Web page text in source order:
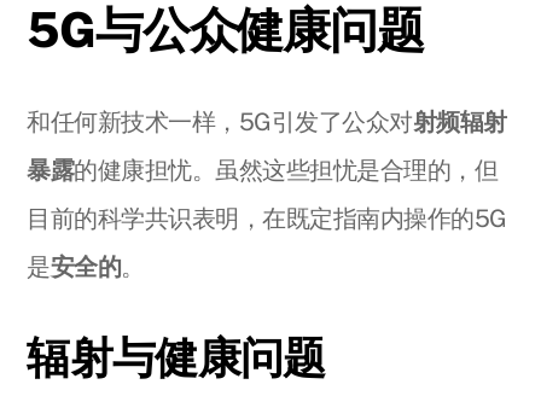
5G与公众健康问题
和任何新技术一样，5G引发了公众对射频辐射
暴露的健康担忧。虽然这些担忧是合理的，但
目前的科学共识表明，在既定指南内操作的5G
是安全的。
辐射与健康问题